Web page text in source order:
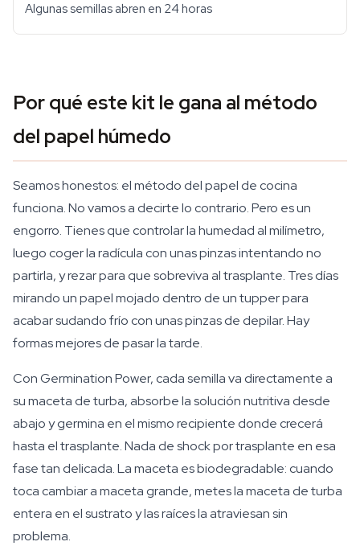
Algunas semillas abren en 24 horas
Por qué este kit le gana al método
del papel húmedo
Seamos honestos: el método del papel de cocina
funciona. No vamos a decirte lo contrario. Pero es un
engorro. Tienes que controlar la humedad al milímetro,
luego coger la radícula con unas pinzas intentando no
partirla, y rezar para que sobreviva al trasplante. Tres días
mirando un papel mojado dentro de un tupper para
acabar sudando frío con unas pinzas de depilar. Hay
formas mejores de pasar la tarde.
Con Germination Power, cada semilla va directamente a
su maceta de turba, absorbe la solución nutritiva desde
abajo y germina en el mismo recipiente donde crecerá
hasta el trasplante. Nada de shock por trasplante en esa
fase tan delicada. La maceta es biodegradable: cuando
toca cambiar a maceta grande, metes la maceta de turba
entera en el sustrato y las raíces la atraviesan sin
problema.